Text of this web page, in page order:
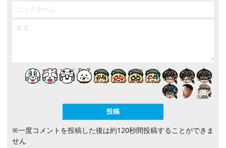
※一度コメントを投稿した後は約120秒間投稿することができま
せん